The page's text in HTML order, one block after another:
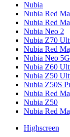
Nubia
Nubia Red
Nubia Red
Nubia Neo 2
Nubia Z70
Nubia Red
Nubia Neo 5G
Nubia Z60
Nubia Z50
Nubia Z50S
Nubia Red
Nubia Z50
Nubia Red
Highscreen